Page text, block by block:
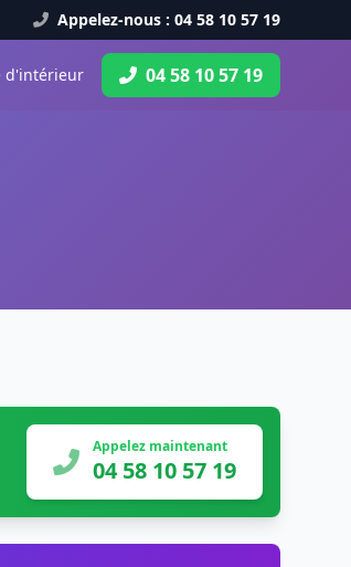
Appelez-nous : 04 58 10 57 19
d'intérieur 04 58 10 57 19
Appelez maintenant
04 58 10 57 19